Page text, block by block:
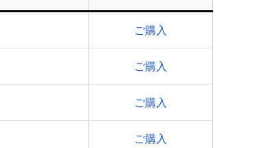
ご購入
ご購入
ご購入
ご購入